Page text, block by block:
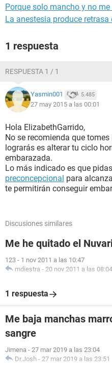
Porque solo mancho y no
La anestesia produce
1 respuesta
RESPUESTA 1 / 1
Yasmin001 5.485
27 may 2015 a las 00:01
Hola ElizabethGarrido,
No se recomienda que
lograrás es alterar tu ciclo
embarazada.
Lo más indicado es que
preconcepcional para
te permitirán conseguir
Discusiones similares
Me he quitado el
123 - 1 nov 2011 a las 10:47
mdiestra - 20 nov 2011 a las 08:04
1 respuesta
Me baja manchas
sangre
Jimena - 27 mar 2019 a las 23:04
Dr.Josh - 27 mar 2019 a las 23:51